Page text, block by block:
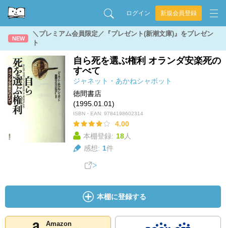
ログイン 新規会員登録
NEW
＼プレミアム会員限定／『プレゼント(新潮文庫)』をプレゼン
ト
自ら死を選ぶ権利 オランダ安楽死の
すべて
ジャネット・あかねシャボット
徳間書店
(1995.01.01)
ISBN・EAN: 9784198602314
4.00
本棚登録: 18人
感想: 1件
本棚に登録する
Amazon